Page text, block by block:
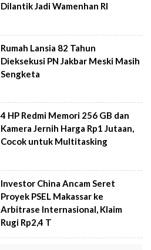
Dilantik Jadi Wamenhan RI
Rumah Lansia 82 Tahun
Dieksekusi PN Jakbar Meski Masih
Sengketa
4 HP Redmi Memori 256 GB dan
Kamera Jernih Harga Rp1 Jutaan,
Cocok untuk Multitasking
Investor China Ancam Seret
Proyek PSEL Makassar ke
Arbitrase Internasional, Klaim
Rugi Rp2,4 T